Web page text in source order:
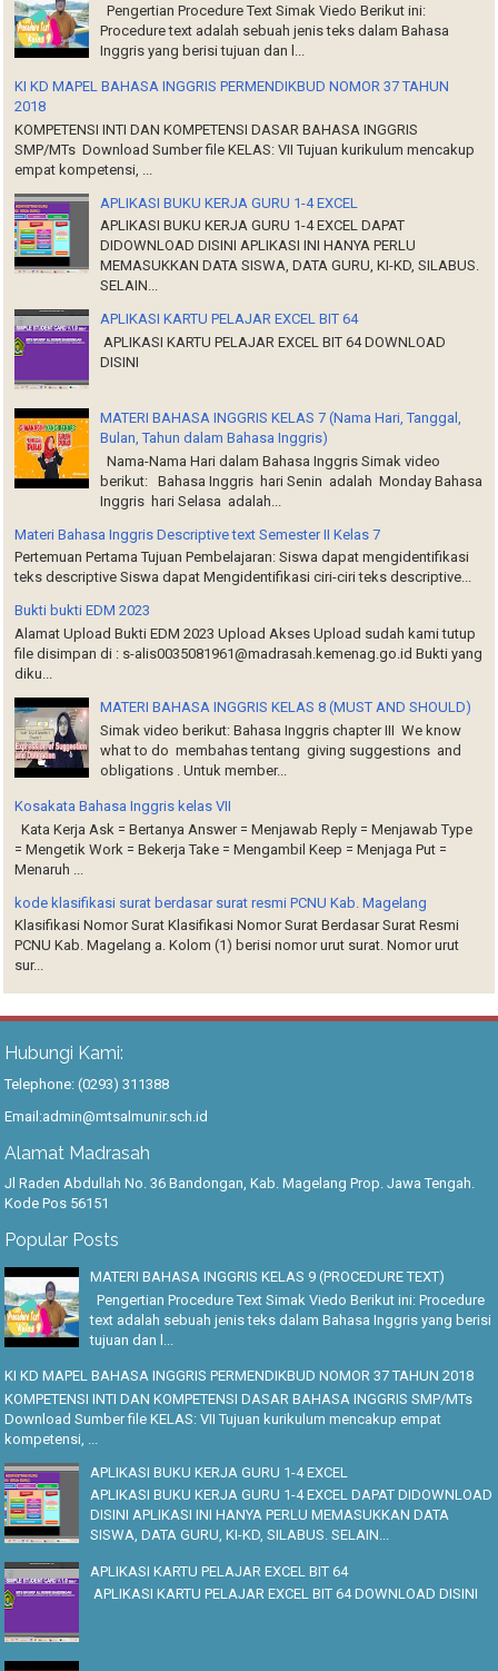
Pengertian Procedure Text Simak Viedo Berikut ini:
Procedure text adalah sebuah jenis teks dalam Bahasa
Inggris yang berisi tujuan dan l...
KI KD MAPEL BAHASA INGGRIS PERMENDIKBUD NOMOR 37 TAHUN
2018
KOMPETENSI INTI DAN KOMPETENSI DASAR BAHASA INGGRIS
SMP/MTs Download Sumber file KELAS: VII Tujuan kurikulum mencakup
empat kompetensi, ...
APLIKASI BUKU KERJA GURU 1-4 EXCEL
APLIKASI BUKU KERJA GURU 1-4 EXCEL DAPAT
DIDOWNLOAD DISINI APLIKASI INI HANYA PERLU
MEMASUKKAN DATA SISWA, DATA GURU, KI-KD, SILABUS.
SELAIN...
APLIKASI KARTU PELAJAR EXCEL BIT 64
APLIKASI KARTU PELAJAR EXCEL BIT 64 DOWNLOAD
DISINI
MATERI BAHASA INGGRIS KELAS 7 (Nama Hari, Tanggal,
Bulan, Tahun dalam Bahasa Inggris)
Nama-Nama Hari dalam Bahasa Inggris Simak video
berikut: Bahasa Inggris hari Senin adalah Monday Bahasa
Inggris hari Selasa adalah...
Materi Bahasa Inggris Descriptive text Semester II Kelas 7
Pertemuan Pertama Tujuan Pembelajaran: Siswa dapat mengidentifikasi
teks descriptive Siswa dapat Mengidentifikasi ciri-ciri teks descriptive...
Bukti bukti EDM 2023
Alamat Upload Bukti EDM 2023 Upload Akses Upload sudah kami tutup
file disimpan di : s-alis0035081961@madrasah.kemenag.go.id Bukti yang
diku...
MATERI BAHASA INGGRIS KELAS 8 (MUST AND SHOULD)
Simak video berikut: Bahasa Inggris chapter III We know
what to do membahas tentang giving suggestions and
obligations . Untuk member...
Kosakata Bahasa Inggris kelas VII
Kata Kerja Ask = Bertanya Answer = Menjawab Reply = Menjawab Type
= Mengetik Work = Bekerja Take = Mengambil Keep = Menjaga Put =
Menaruh ...
kode klasifikasi surat berdasar surat resmi PCNU Kab. Magelang
Klasifikasi Nomor Surat Klasifikasi Nomor Surat Berdasar Surat Resmi
PCNU Kab. Magelang a. Kolom (1) berisi nomor urut surat. Nomor urut
sur...
Hubungi Kami:
Telephone: (0293) 311388
Email:admin@mtsalmunir.sch.id
Alamat Madrasah
Jl Raden Abdullah No. 36 Bandongan, Kab. Magelang Prop. Jawa Tengah.
Kode Pos 56151
Popular Posts
MATERI BAHASA INGGRIS KELAS 9 (PROCEDURE TEXT)
Pengertian Procedure Text Simak Viedo Berikut ini: Procedure
text adalah sebuah jenis teks dalam Bahasa Inggris yang berisi
tujuan dan l...
KI KD MAPEL BAHASA INGGRIS PERMENDIKBUD NOMOR 37 TAHUN 2018
KOMPETENSI INTI DAN KOMPETENSI DASAR BAHASA INGGRIS SMP/MTs
Download Sumber file KELAS: VII Tujuan kurikulum mencakup empat
kompetensi, ...
APLIKASI BUKU KERJA GURU 1-4 EXCEL
APLIKASI BUKU KERJA GURU 1-4 EXCEL DAPAT DIDOWNLOAD
DISINI APLIKASI INI HANYA PERLU MEMASUKKAN DATA
SISWA, DATA GURU, KI-KD, SILABUS. SELAIN...
APLIKASI KARTU PELAJAR EXCEL BIT 64
APLIKASI KARTU PELAJAR EXCEL BIT 64 DOWNLOAD DISINI